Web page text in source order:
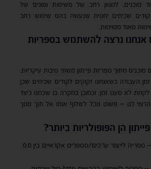
מוכנים, למגוון רחב של משימות וסוגים של
קודים שכיחים יחסית שנעשה בהם שימוש רחב
מאוד מסוימות.
אנחנו נרצה להשתמש בספריות
מתוך ספריות פייתון משתי סיבות עיקריות:
העבודה כשאנחנו זקוקים לקודים שכיחים שכן
לא מעט זמן, וכמובן במקרה בו שכחנו כיצד
לנו – פשוט נוכל לשלוף אותו אל תוך מסך
הן הפופולריות ביותר?
Random – ספריה לייצור ערכים/מספרים אקראיים בין 0.0